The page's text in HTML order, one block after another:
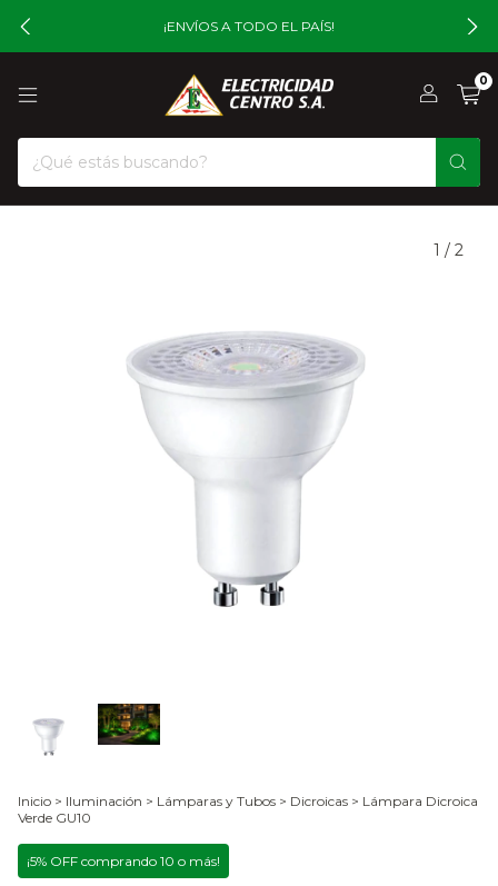
¡ENVÍOS A TODO EL PAÍS!
0
1 / 2
Inicio > Iluminación > Lámparas y Tubos > Dicroicas > Lámpara Dicroica
Verde GU10
¡5% OFF comprando 10 o más!